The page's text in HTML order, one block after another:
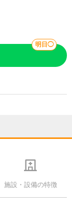
明日◯
施設・設備の特徴